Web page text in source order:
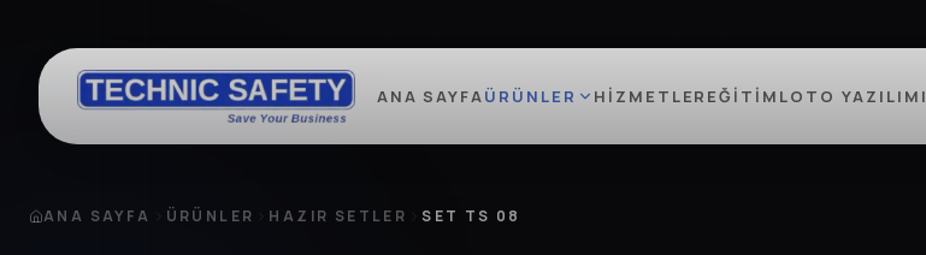
ANA SAYFA ÜRÜNLER HIZMETLER EĞITIM LOTO YAZILIMI
ANA SAYFA ÜRÜNLER HAZIR SETLER SET TS 08